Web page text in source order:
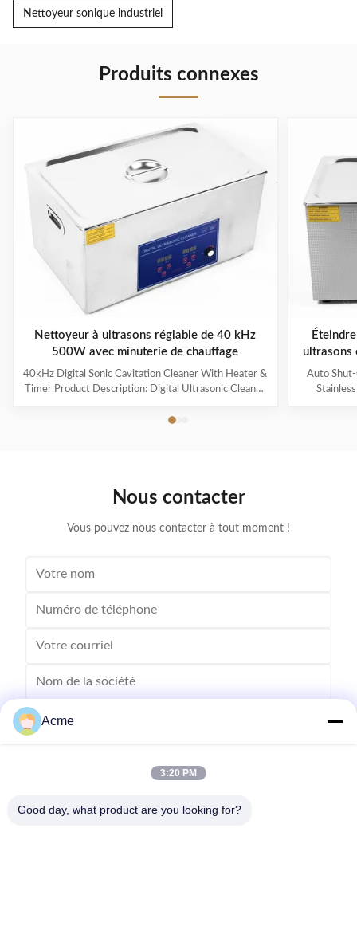
Nettoyeur sonique industriel
Produits connexes
Nettoyeur à ultrasons réglable de 40 kHz
500W avec minuterie de chauffage
40kHz Digital Sonic Cavitation Cleaner With Heater &
Timer Product Description: Digital Ultrasonic Cleaner
powerful and efficient cleaning device suitable for a
cleaner is ideal for cleaning delicate and hard-to-reach
ultrasons
Auto
Nous contacter
Vous pouvez nous contacter à tout moment !
Envoyez
Acme
3:20 PM
Good day, what product are you looking for?